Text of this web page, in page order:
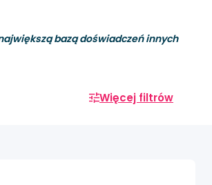
bazą doświadczeń innych
Więcej filtrów